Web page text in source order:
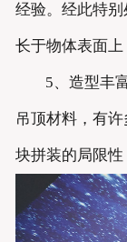
经验。经此特
长于物体表面上
5、造型丰
吊顶材料，有
块拼装的局限性